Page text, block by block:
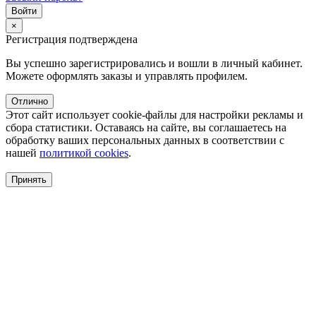
×
Регистрация подтверждена
Вы успешно зарегистрировались и вошли в личный кабинет.
Можете оформлять заказы и управлять профилем.
Отлично
Этот сайт использует cookie-файлы для настройки рекламы и
сбора статистики. Оставаясь на сайте, вы соглашаетесь на
обработку ваших персональных данных в соответствии с
нашей политикой cookies.
Принять